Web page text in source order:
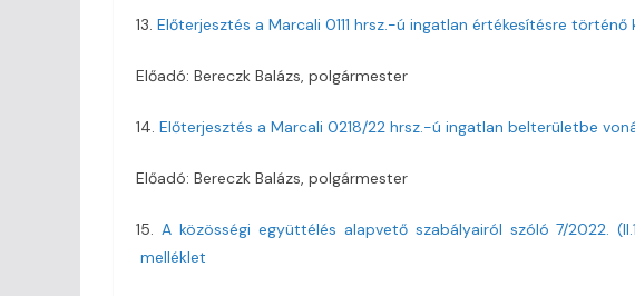
13. Előterjesztés a Marcali 0111 hrsz.-ú ingatlan értékesítésre történő
Előadó: Bereczk Balázs, polgármester
14. Előterjesztés a Marcali 0218/22 hrsz.-ú ingatlan belterületbe
Előadó: Bereczk Balázs, polgármester
15. A közösségi együttélés alapvető szabályairól szóló 7/2022.
melléklet